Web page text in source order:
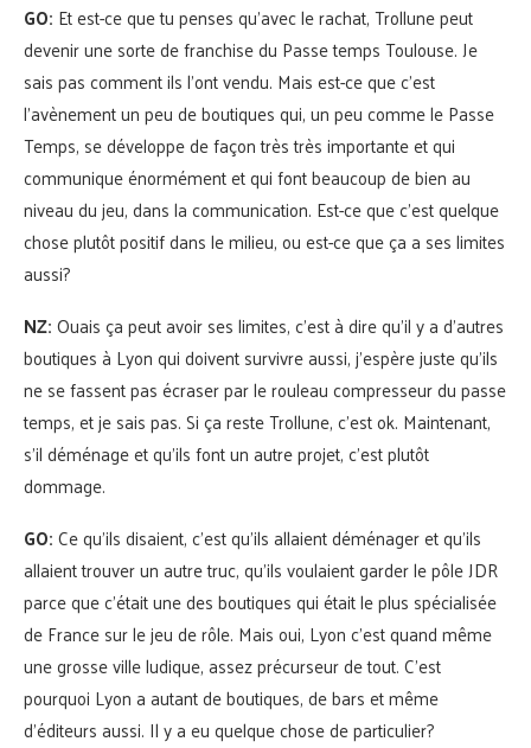
GO: Et est-ce que tu penses qu’avec le rachat, Trollune peut
devenir une sorte de franchise du Passe temps Toulouse. Je
sais pas comment ils l’ont vendu. Mais est-ce que c’est
l’avènement un peu de boutiques qui, un peu comme le Passe
Temps, se développe de façon très très importante et qui
communique énormément et qui font beaucoup de bien au
niveau du jeu, dans la communication. Est-ce que c’est quelque
chose plutôt positif dans le milieu, ou est-ce que ça a ses limites
aussi?
NZ:Ouais ça peut avoir ses limites, c’est à dire qu’il y a d’autres
boutiques à Lyon qui doivent survivre aussi, j’espère juste qu’ils
ne se fassent pas écraser par le rouleau compresseur du passe
temps, et je sais pas. Si ça reste Trollune, c’est ok. Maintenant,
s’il déménage et qu’ils font un autre projet, c’est plutôt
dommage.
GO:Ce qu’ils disaient, c’est qu’ils allaient déménager et qu’ils
allaient trouver un autre truc, qu’ils voulaient garder le pôle JDR
parce que c’était une des boutiques qui était le plus spécialisée
de France sur le jeu de rôle. Mais oui, Lyon c’est quand même
une grosse ville ludique, assez précurseur de tout. C’est
pourquoi Lyon a autant de boutiques, de bars et même
d’éditeurs aussi. Il y a eu quelque chose de particulier?